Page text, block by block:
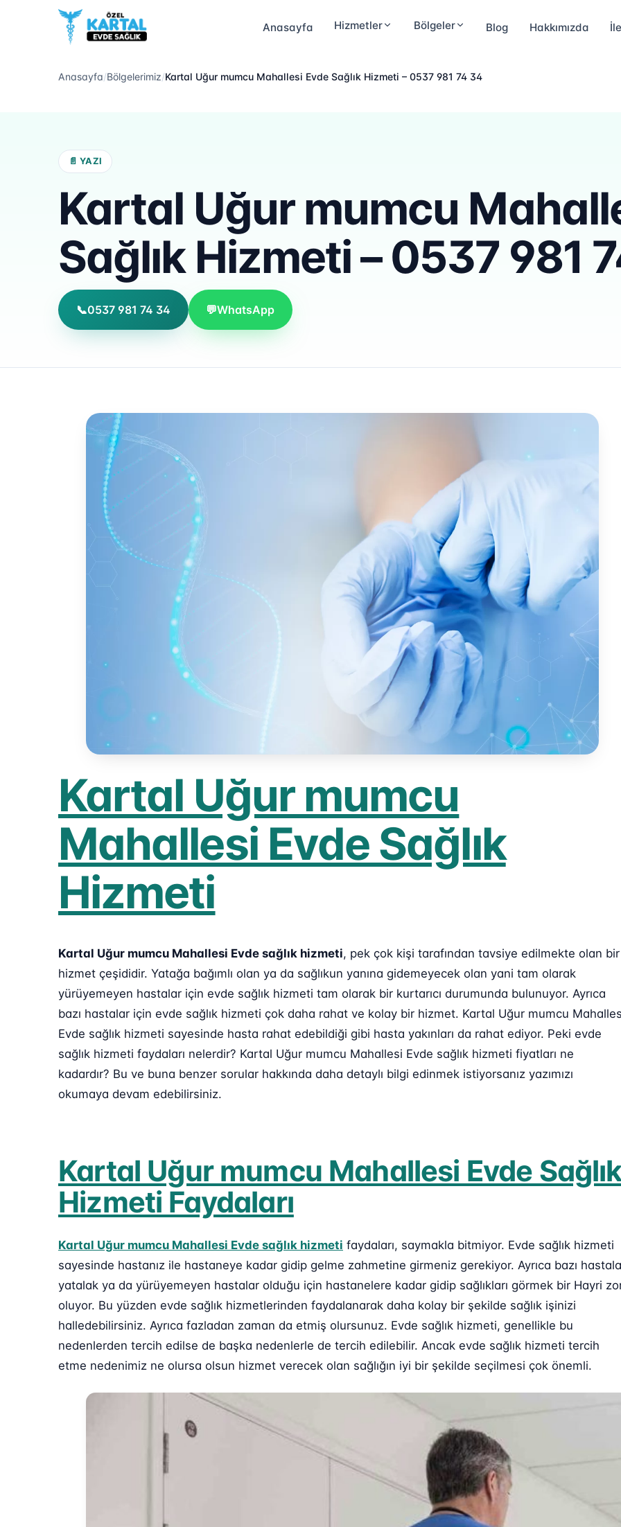
Anasayfa Hizmetler Bölgeler Blog Hakkımızda
Anasayfa/Bölgelerimiz/Kartal Uğur mumcu Mahallesi Evde Sağlık Hizmeti – 0537 981 74 34
📄 YAZI
Kartal Uğur mumcu
Sağlık Hizmeti – 0537 981
📞0537 981 74 34 💬WhatsApp
Kartal Uğur mumcu
Mahallesi Evde Sağlık
Hizmeti
Kartal Uğur mumcu Mahallesi Evde sağlık hizmeti, pek çok kişi tarafından tavsiye edilmekte olan bir
hizmet çeşididir. Yatağa bağımlı olan ya da sağlıkun yanına gidemeyecek olan yani tam olarak
yürüyemeyen hastalar için evde sağlık hizmeti tam olarak bir kurtarıcı durumunda bulunuyor. Ayrıca
bazı hastalar için evde sağlık hizmeti çok daha rahat ve kolay bir hizmet. Kartal Uğur mumcu
Evde sağlık hizmeti sayesinde hasta rahat edebildiği gibi hasta yakınları da rahat ediyor. Peki evde
sağlık hizmeti faydaları nelerdir? Kartal Uğur mumcu Mahallesi Evde sağlık hizmeti fiyatları ne
kadardır? Bu ve buna benzer sorular hakkında daha detaylı bilgi edinmek istiyorsanız yazımızı
okumaya devam edebilirsiniz.
Kartal Uğur mumcu Mahallesi Evde
Hizmeti Faydaları
Kartal Uğur mumcu Mahallesi Evde sağlık hizmeti faydaları, saymakla bitmiyor. Evde sağlık hizmeti
sayesinde hastanız ile hastaneye kadar gidip gelme zahmetine girmeniz gerekiyor. Ayrıca bazı
yatalak ya da yürüyemeyen hastalar olduğu için hastanelere kadar gidip sağlıkları görmek bir Hayri
oluyor. Bu yüzden evde sağlık hizmetlerinden faydalanarak daha kolay bir şekilde sağlık işinizi
halledebilirsiniz. Ayrıca fazladan zaman da etmiş olursunuz. Evde sağlık hizmeti, genellikle bu
nedenlerden tercih edilse de başka nedenlerle de tercih edilebilir. Ancak evde sağlık hizmeti tercih
etme nedenimiz ne olursa olsun hizmet verecek olan sağlığın iyi bir şekilde seçilmesi çok önemli.